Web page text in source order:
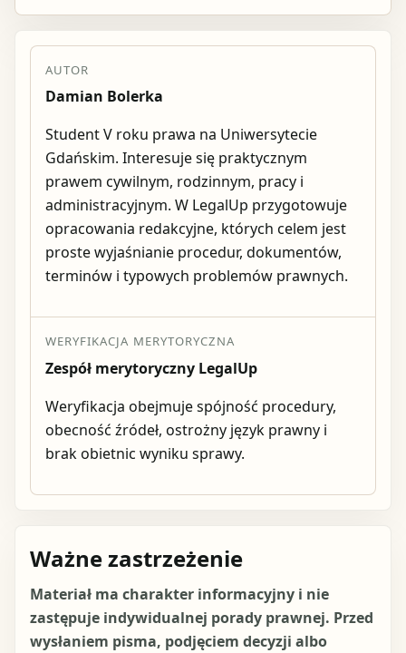
AUTOR
Damian Bolerka
Student V roku prawa na Uniwersytecie
Gdańskim. Interesuje się praktycznym
prawem cywilnym, rodzinnym, pracy i
administracyjnym. W LegalUp przygotowuje
opracowania redakcyjne, których celem jest
proste wyjaśnianie procedur, dokumentów,
terminów i typowych problemów prawnych.
WERYFIKACJA MERYTORYCZNA
Zespół merytoryczny LegalUp
Weryfikacja obejmuje spójność procedury,
obecność źródeł, ostrożny język prawny i
brak obietnic wyniku sprawy.
Ważne zastrzeżenie
Materiał ma charakter informacyjny i nie
zastępuje indywidualnej porady prawnej. Przed
wysłaniem pisma, podjęciem decyzji albo